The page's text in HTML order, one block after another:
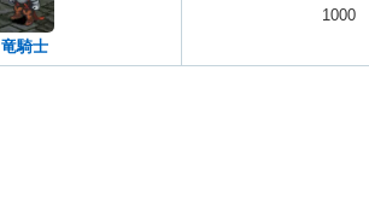
竜騎士
1000